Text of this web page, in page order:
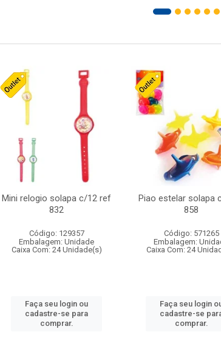
Mini relogio solapa c/12 ref
832
Código: 129357
Embalagem: Unidade
Caixa Com: 24 Unidade(s)
Faça seu login ou
cadastre-se para
comprar.
Piao estelar solapa
858
Código: 571265
Embalagem:
Caixa Com: 24
Faça seu login
cadastre-se
comprar.